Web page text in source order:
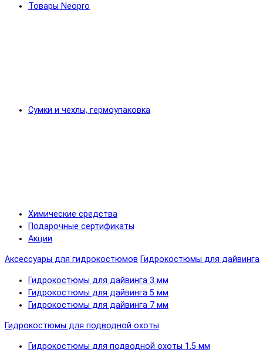
Товары Neopro
Сумки и чехлы, гермоупаковка
Химические средства
Подарочные сертификаты
Акции
Аксессуары для гидрокостюмов Гидрокостюмы для дайвинга
Гидрокостюмы для дайвинга 3 мм
Гидрокостюмы для дайвинга 5 мм
Гидрокостюмы для дайвинга 7 мм
Гидрокостюмы для подводной охоты
Гидрокостюмы для подводной охоты 1.5 мм